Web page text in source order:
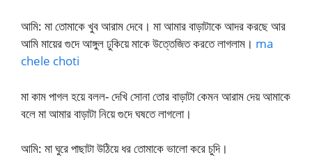
আমি: মা তোমাকে খুব আরাম দেবে। মা আমার বাড়াটাকে আদর করছে আর
আমি মায়ের গুদে আঙ্গুল ঢুকিয়ে মাকে উত্তেজিত করতে লাগলাম। ma
chele choti
মা কাম পাগল হয়ে বলল- দেখি সোনা তোর বাড়াটা কেমন আরাম দেয় আমাকে
বলে মা আমার বাড়াটা নিয়ে গুদে ঘষতে লাগলো।
আমি: মা ঘুরে পাছাটা উঠিয়ে ধর তোমাকে ভালো করে চুদি।